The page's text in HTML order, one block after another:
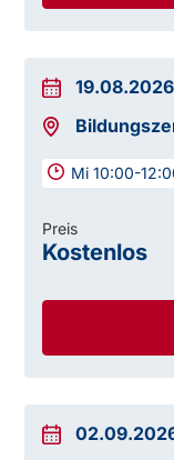
19.08.2026
Mi 10:00-
Preis
Kostenlos